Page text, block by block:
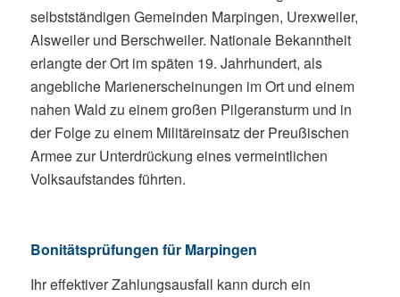
selbstständigen Gemeinden Marpingen, Urexweiler,
Alsweiler und Berschweiler. Nationale Bekanntheit
erlangte der Ort im späten 19. Jahrhundert, als
angebliche Marienerscheinungen im Ort und einem
nahen Wald zu einem großen Pilgeransturm und in
der Folge zu einem Militäreinsatz der Preußischen
Armee zur Unterdrückung eines vermeintlichen
Volksaufstandes führten.
Bonitätsprüfungen für Marpingen
Ihr effektiver Zahlungsausfall kann durch ein